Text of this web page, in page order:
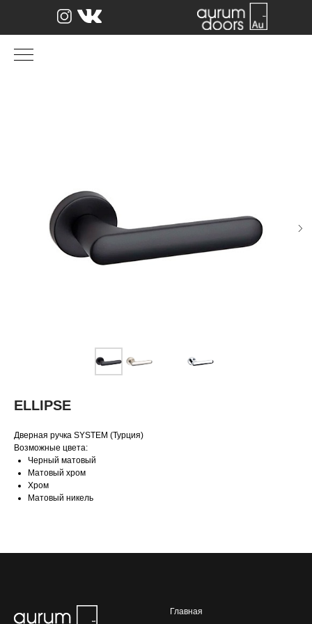
ELLIPSE
Дверная ручка SYSTEM (Турция)
Возможные цвета:
Черный матовый
Матовый хром
Хром
Матовый никель
Главная